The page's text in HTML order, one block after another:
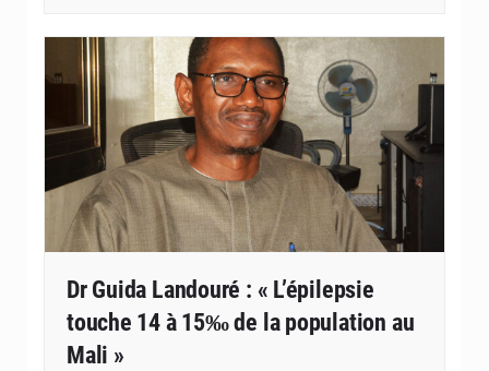
© JDM
Dr Guida Landouré : « L’épilepsie
touche 14 à 15‰ de la population au
Mali »